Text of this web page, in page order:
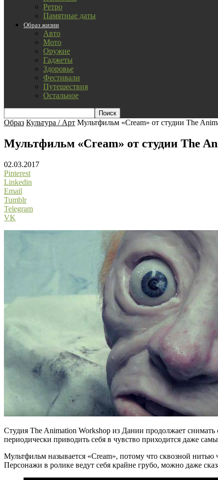
Ретро
Памятные даты
Образ жизни
Авто
Мото
Оружие
Гаджеты
Здоровье
Фестивали
Путешествия
Остальное
Образ Культура / Арт Мультфильм «Cream» от студии The
Мультфильм «Cream» от студии The
02.03.2017
Pinterest
Linkedin
Email
Tumblr
Telegram
VK
Студия The Animation Workshop из Дании продолжает
периодически приводить себя в чувство приходится даже
Мультфильм называется «Cream», потому что сквозной
Персонажи в ролике ведут себя крайне грубо, можно даже